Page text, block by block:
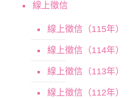
線上徵信
線上徵信（115年）
線上徵信（114年）
線上徵信（113年）
線上徵信（112年）